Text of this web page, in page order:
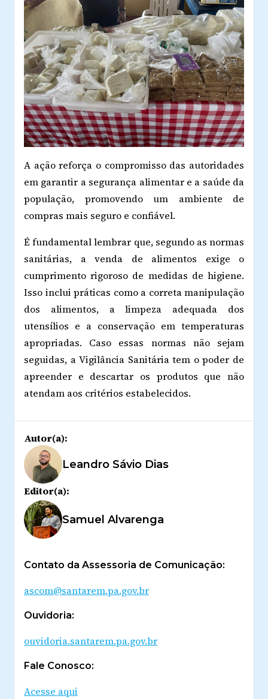
A ação reforça o compromisso das autoridades
em garantir a segurança alimentar e a saúde da
população, promovendo um ambiente de
compras mais seguro e confiável.
É fundamental lembrar que, segundo as normas
sanitárias, a venda de alimentos exige o
cumprimento rigoroso de medidas de higiene.
Isso inclui práticas como a correta manipulação
dos alimentos, a limpeza adequada dos
utensílios e a conservação em temperaturas
apropriadas. Caso essas normas não sejam
seguidas, a Vigilância Sanitária tem o poder de
apreender e descartar os produtos que não
atendam aos critérios estabelecidos.
Autor(a):
Leandro Sávio Dias
Editor(a):
Samuel Alvarenga
Contato da Assessoria de Comunicação:
ascom@santarem.pa.gov.br
Ouvidoria:
ouvidoria.santarem.pa.gov.br
Fale Conosco:
Acesse aqui